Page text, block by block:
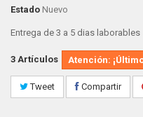
Estado Nuevo
Entrega de 3 a 5 dias laborables
3 Artículos Atención:
Tweet Compartir